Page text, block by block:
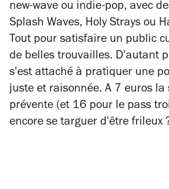
new-wave ou indie-pop, avec
Splash Waves, Holy Strays ou
Tout pour satisfaire un public
de belles trouvailles. D'autant
s'est attaché à pratiquer une
juste et raisonnée. A 7 euros la
prévente (et 16 pour le pass
encore se targuer d'être frileux